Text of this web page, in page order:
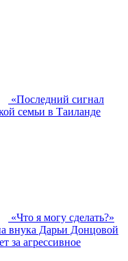
«Последний сигнал
семьи в Таиланде
«Что я могу сделать?»
внука Дарьи Донцовой
за агрессивное